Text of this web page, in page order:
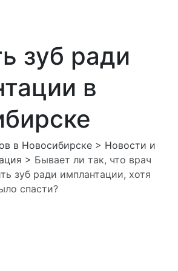
зуб ради
в
в Новосибирске > Новости и
> Бывает ли так, что врач
зуб ради имплантации, хотя
спасти?